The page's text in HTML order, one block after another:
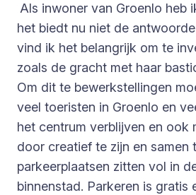
Als inwoner van Groenlo heb
het biedt nu niet de
vind ik het belangrijk om te
zoals de gracht met haar
Om dit te bewerkstellingen
veel toeristen in Groenlo en
het centrum verblijven en ook
door creatief te zijn en
parkeerplaatsen zitten vol in
binnenstad. Parkeren is